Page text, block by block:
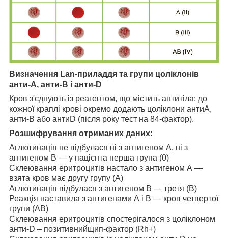
Визначення Lan-приладдя та групи цоліклонів
анти-А, анти-В і анти-D
Кров з'єднують із реагентом, що містить антитіла: до
кожної краплі крові окремо додають цоліклони антиА,
анти-В або антиD (після року тест на 84-фактор).
Розшифрування отриманих даних:
Аглютинація не відбулася ні з антигеном А, ні з
антигеном В — у пацієнта перша група (0)
Склеювання еритроцитів настало з антигеном А —
взята кров має другу групу (А)
Аглютинація відбулася з антигеном В — третя (В)
Реакція наставила з антигенами А і В — кров четвертої
групи (АВ)
Склеювання еритроцитів спостерігалося з цоліклоном
анти-D – позитивнийщип-фактор (Rh+)